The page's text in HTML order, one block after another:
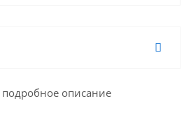
подробное описание